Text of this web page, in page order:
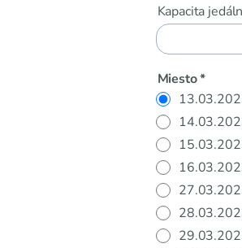
Kapacita
Miesto *